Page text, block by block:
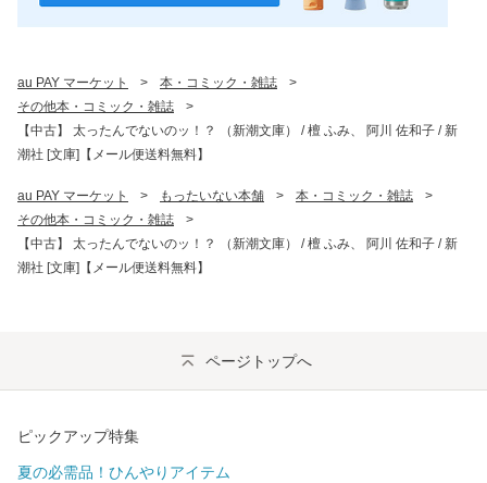
au PAY マーケット > 本・コミック・雑誌
>
その他本・コミック・雑誌
>
【中古】 太ったんでないのッ！？ （新潮文庫） / 檀 ふみ、 阿川 佐和子 / 新
潮社 [文庫]【メール便送料無料】
au PAY マーケット > もったいない本舗 > 本・コミック・雑誌
>
その他本・コミック・雑誌
>
【中古】 太ったんでないのッ！？ （新潮文庫） / 檀 ふみ、 阿川 佐和子 / 新
潮社 [文庫]【メール便送料無料】
ページトップへ
ピックアップ特集
夏の必需品！ひんやりアイテム